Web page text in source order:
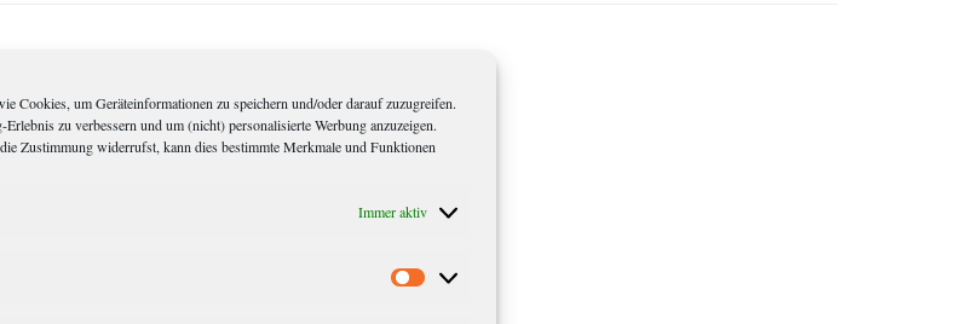
Cookies, um Geräteinformationen zu speichern und/oder darauf zuzugreifen.
zu verbessern und um (nicht) personalisierte Werbung anzuzeigen.
Zustimmung widerrufst, kann dies bestimmte Merkmale und Funktionen
Immer aktiv
Statistiken